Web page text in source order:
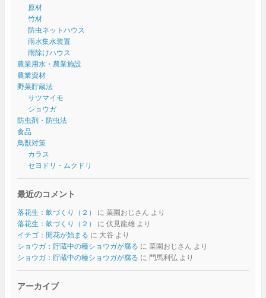
原材
竹材
防虫ネットハウス
雨水集水装置
雨除けハウス
農業用水・農業施設
農業資材
野菜貯蔵法
サツマイモ
ショウガ
防虫剤・防虫法
食品
鳥獣対策
カラス
セヨドリ・ムクドリ
最近のコメント
落花生：畝づくり（２） に 菜園おじさん より
落花生：畝づくり（２）
に 伏見龍雄より
イチゴ：開花が始まる に 大谷 より
ショウガ：貯蔵中の種ショウガが腐る に 菜園おじさん より
ショウガ：貯蔵中の種ショウガが腐る に 門馬利弘 より
アーカイブ